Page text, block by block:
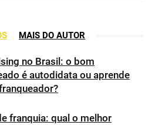
MAIS DO AUTOR
no Brasil: o bom
é autodidata ou aprende
franquia: qual o melhor